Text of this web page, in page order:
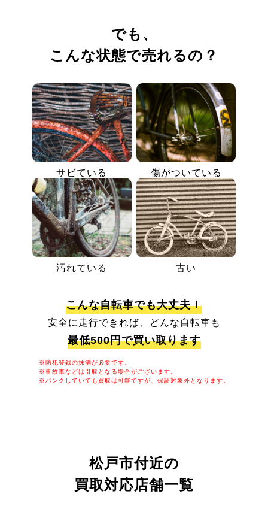
でも、
こんな状態で売れるの？
サビている 傷がついている
汚れている 古い
こんな自転車でも大丈夫！
安全に走行できれば、どんな自転車も
最低500円で買い取ります
※防犯登録の抹消が必要です。
※事故車などは引取となる場合がございます。
※パンクしていても買取は可能ですが、保証対象外となります。
松戸市付近の
買取対応店舗一覧